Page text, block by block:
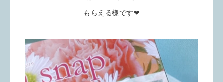
もらえる様です❤